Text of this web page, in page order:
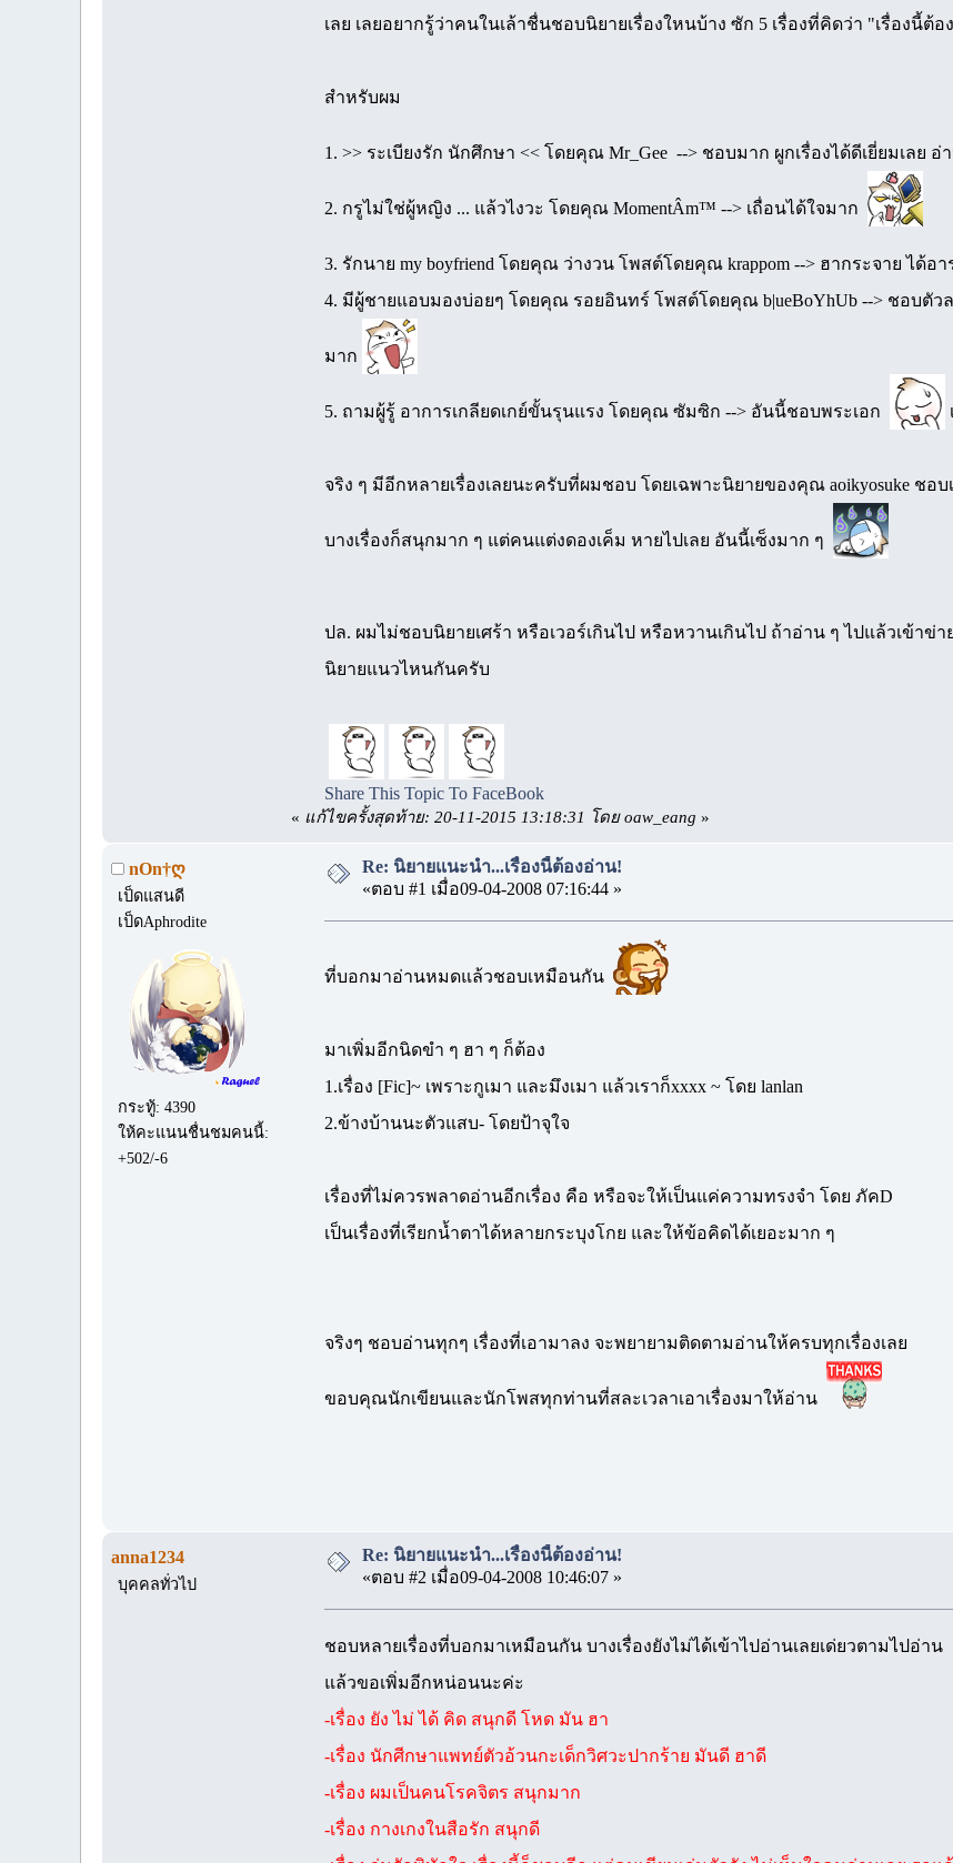
เลย เลยอยากรู้ว่าคนในเล้าชื่นชอบนิยายเรื่องใหนบ้าง ซัก 5 เรื่องที่คิดว่า "เรื่องนี้ต้
สำหรับผม
1. >> ระเบียงรัก นักศึกษา << โดยคุณ Mr_Gee --> ชอบมาก ผูกเรื่องได้ดีเยี่ยมเลย
2. กรูไม่ใช่ผู้หญิง ... แล้วไงวะ โดยคุณ MomentÂm™ --> เถื่อนได้ใจมาก
3. รักนาย my boyfriend โดยคุณ ว่างวน โพสต์โดยคุณ krappom --> ฮากระจาย ได้
4. มีผู้ชายแอบมองบ่อยๆ โดยคุณ รอยอินทร์ โพสต์โดยคุณ b|ueBoYhUb --> ชอบตัว
มาก
5. ถามผู้รู้ อาการเกลียดเกย์ขั้นรุนแรง โดยคุณ ซัมซิก --> อันนี้ชอบพระเอก
จริง ๆ มีอีกหลายเรื่องเลยนะครับที่ผมชอบ โดยเฉพาะนิยายของคุณ aoikyosuke ชอบ
บางเรื่องก็สนุกมาก ๆ แต่คนแต่งดองเค็ม หายไปเลย อันนี้เซ็งมาก ๆ
ปล. ผมไม่ชอบนิยายเศร้า หรือเวอร์เกินไป หรือหวานเกินไป ถ้าอ่าน ๆ ไปแล้วเข้าข่า
นิยายแนวไหนกันครับ
Share This Topic To FaceBook
« แก้ไขครั้งสุดท้าย: 20-11-2015 13:18:31 โดย oaw_eang »
nOn†ღ
เป็ดแสนดี
เป็ดAphrodite
กระทู้: 4390
ให้คะแนนชื่นชมคนนี้:
+502/-6
Re: นิยายแนะนำ...เรื่องนี้ต้องอ่าน!
«ตอบ #1 เมื่อ09-04-2008 07:16:44 »
ที่บอกมาอ่านหมดแล้วชอบเหมือนกัน
มาเพิ่มอีกนิดขำ ๆ ฮา ๆ ก็ต้อง
1.เรื่อง [Fic]~ เพราะกูเมา และมึงเมา แล้วเราก็xxxx ~ โดย lanlan
2.ข้างบ้านนะตัวแสบ- โดยป้าจุใจ
เรื่องที่ไม่ควรพลาดอ่านอีกเรื่อง คือ หรือจะให้เป็นแค่ความทรงจำ โดย ภัคD
เป็นเรื่องที่เรียกน้ำตาได้หลายกระบุงโกย และให้ข้อคิดได้เยอะมาก ๆ
จริงๆ ชอบอ่านทุกๆ เรื่องที่เอามาลง จะพยายามติดตามอ่านให้ครบทุกเรื่องเลย
ขอบคุณนักเขียนและนักโพสทุกท่านที่สละเวลาเอาเรื่องมาให้อ่าน
anna1234
บุคคลทั่วไป
Re: นิยายแนะนำ...เรื่องนี้ต้องอ่าน!
«ตอบ #2 เมื่อ09-04-2008 10:46:07 »
ชอบหลายเรื่องที่บอกมาเหมือนกัน บางเรื่องยังไม่ได้เข้าไปอ่านเลยเด่ยวตามไปอ่าน
แล้วขอเพิ่มอีกหน่อนนะค่ะ
-เรื่อง ยัง ไม่ ได้ คิด สนุกดี โหด มัน ฮา
-เรื่อง นักศีกษาแพทย์ตัวอ้วนกะเด็กวิศวะปากร้าย มันดี ฮาดี
-เรื่อง ผมเป็นคนโรคจิตร สนุกมาก
-เรื่อง กางเกงในสือรัก สนุกดี